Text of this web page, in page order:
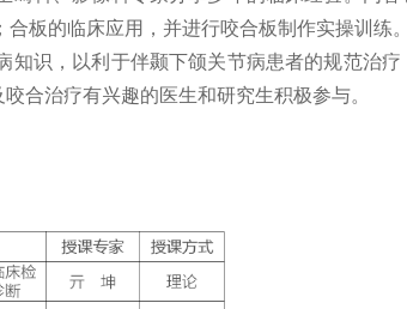
板的临床应用，并进行咬合板制作实操训练。
识，以利于伴颞下颌关节病患者的规范治疗
合治疗有兴趣的医生和研究生积极参与。